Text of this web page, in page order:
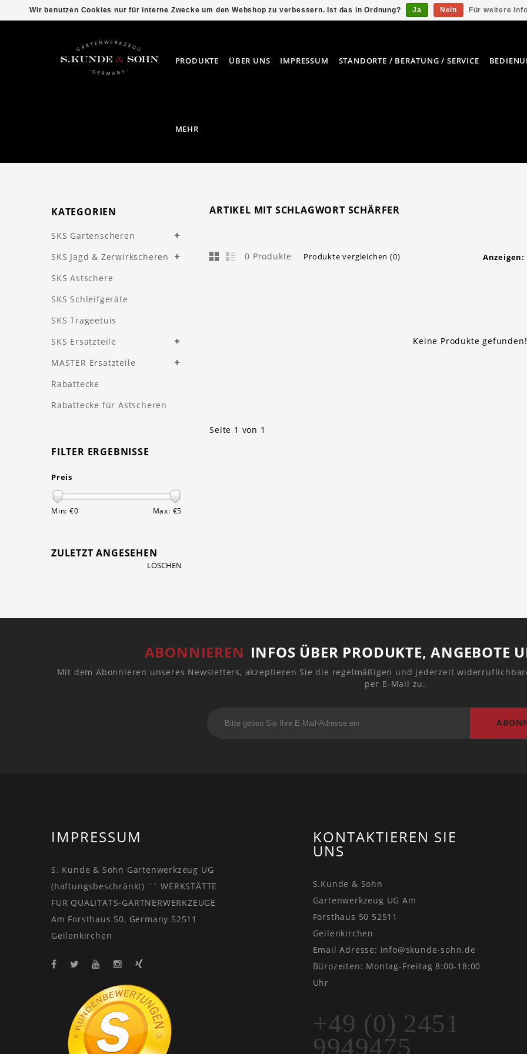
PRODUKTE ÜBER UNS IMPRESSUM STANDORTE / BERATUNG / SERVICE
MEHR
ARTIKEL MIT SCHLAGWORT SCHÄRFER
0 Produkte Produkte vergleichen (0) Anzeigen:
Keine Produkte
Seite 1 von 1
KATEGORIEN
SKS Gartenscheren
SKS Jagd & Zerwirkscheren
SKS Astschere
SKS Schleifgeräte
SKS Trageetuis
SKS Ersatzteile
MASTER Ersatzteile
Rabattecke
Rabattecke für Astscheren
FILTER ERGEBNISSE
Preis
Min: €0 Max: €5
ZULETZT ANGESEHEN
LÖSCHEN
ABONNIEREN INFOS ÜBER PRODUKTE, ANGEBOTE
Mit dem Abonnieren unseres Newsletters, akzeptieren Sie die regelmäßigen und jederzeit
per E-Mail zu.
IMPRESSUM
S. Kunde & Sohn Gartenwerkzeug UG
(haftungsbeschränkt) `` WERKSTÄTTE
FÜR QUALITÄTS-GÄRTNERWERKZEUGE
Am Forsthaus 50, Germany 52511
Geilenkirchen
KONTAKTIEREN SIE
UNS
S.Kunde & Sohn
Gartenwerkzeug UG Am
Forsthaus 50 52511
Geilenkirchen
Email Adresse: info@skunde-sohn.de
Bürozeiten: Montag-Freitag 8:00-18:00
Uhr
+49 (0) 2451
9949475
Wir benutzen Cookies nur für interne Zwecke um den Webshop zu verbessern. Ist das in Ordnung? Ja Nein Für weitere